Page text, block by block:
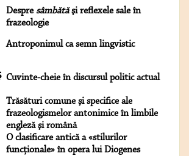
Despresâmbătăşi reflexele sale în
frazeologie
Antroponimul ca semn lingvistic
Cuvinte-cheie în discursul politic actual
Trăsături comune şi specifice ale
frazeologismelor antonimice în limbile
engleză şi română
O clasificare antică a «stilurilor
funcţionale» în opera lui Diogenes